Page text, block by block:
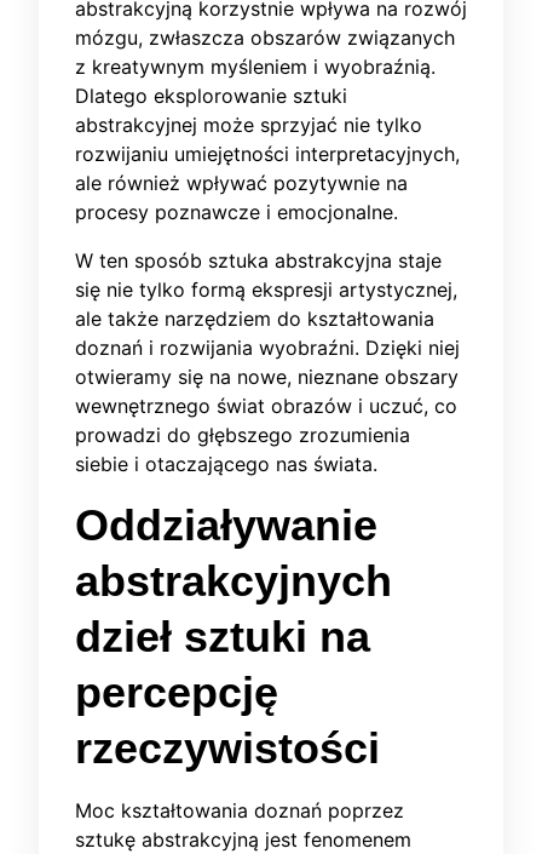
abstrakcyjną korzystnie wpływa na rozwój
mózgu, zwłaszcza obszarów związanych
z kreatywnym myśleniem i wyobraźnią.
Dlatego eksplorowanie sztuki
abstrakcyjnej może sprzyjać nie tylko
rozwijaniu umiejętności interpretacyjnych,
ale również wpływać pozytywnie na
procesy poznawcze i emocjonalne.
W ten sposób sztuka abstrakcyjna staje
się nie tylko formą ekspresji artystycznej,
ale także narzędziem do kształtowania
doznań i rozwijania wyobraźni. Dzięki niej
otwieramy się na nowe, nieznane obszary
wewnętrznego świat obrazów i uczuć, co
prowadzi do głębszego zrozumienia
siebie i otaczającego nas świata.
Oddziaływanie
abstrakcyjnych
dzieł sztuki na
percepcję
rzeczywistości
Moc kształtowania doznań poprzez
sztukę abstrakcyjną jest fenomenem